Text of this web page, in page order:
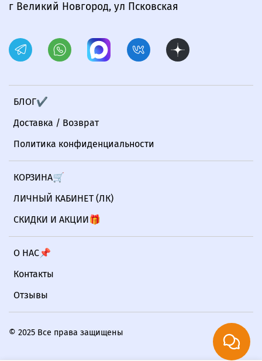
БЛОГ✔
Доставка / Возврат
Политика конфиденциальности
КОРЗИНА🛒
ЛИЧНЫЙ КАБИНЕТ (ЛК)
СКИДКИ И АКЦИИ🎁
О НАС📌
Контакты
Отзывы
г Великий Новгород, ул Псковская
© 2025 Все права защищены